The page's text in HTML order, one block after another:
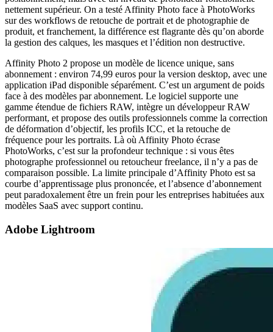
nettement supérieur. On a testé Affinity Photo face à PhotoWorks
sur des workflows de retouche de portrait et de photographie de
produit, et franchement, la différence est flagrante dès qu’on aborde
la gestion des calques, les masques et l’édition non destructive.
Affinity Photo 2 propose un modèle de licence unique, sans
abonnement : environ 74,99 euros pour la version desktop, avec une
application iPad disponible séparément. C’est un argument de poids
face à des modèles par abonnement. Le logiciel supporte une
gamme étendue de fichiers RAW, intègre un développeur RAW
performant, et propose des outils professionnels comme la correction
de déformation d’objectif, les profils ICC, et la retouche de
fréquence pour les portraits. Là où Affinity Photo écrase
PhotoWorks, c’est sur la profondeur technique : si vous êtes
photographe professionnel ou retoucheur freelance, il n’y a pas de
comparaison possible. La limite principale d’Affinity Photo est sa
courbe d’apprentissage plus prononcée, et l’absence d’abonnement
peut paradoxalement être un frein pour les entreprises habituées aux
modèles SaaS avec support continu.
Adobe Lightroom